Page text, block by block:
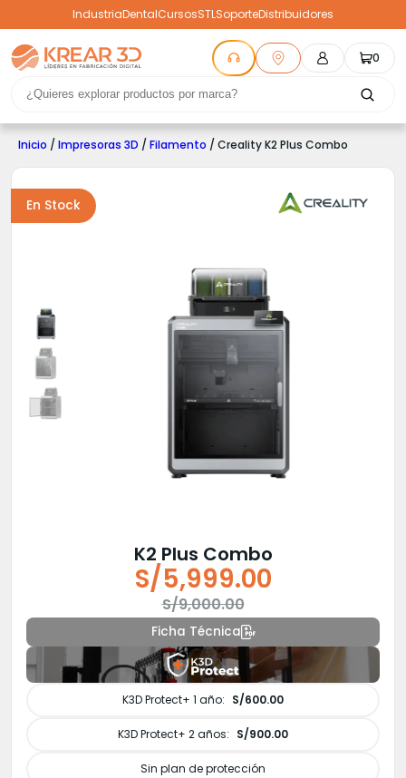
IndustriaDentalCursosSTLSoporteDistribuidores
0
Inicio / Impresoras 3D / Filamento / Creality K2 Plus Combo
En Stock
K2 Plus Combo
S/9,000.00
precio
original
era:
S/9,000.00.
S/5,999.00
precio
actual
es:
S/5,999.00.
Ficha Técnica
K3D Protect+ 1 año: S/600.00
K3D Protect+ 2 años: S/900.00
Sin plan de protección